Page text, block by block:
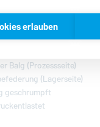
Balg (Prozessseite)
(Lagerseite)
geschrumpft
erlauben